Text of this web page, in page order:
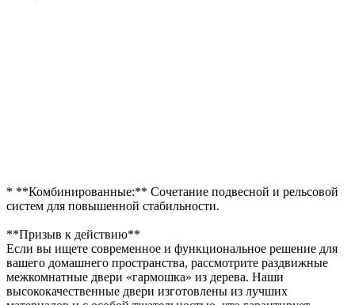
* **Комбинированные:** Сочетание подвесной и рельсовой
систем для повышенной стабильности.
**Призыв к действию**
Если вы ищете современное и функциональное решение для
вашего домашнего пространства, рассмотрите раздвижные
межкомнатные двери «гармошка» из дерева. Наши
высококачественные двери изготовлены из лучших